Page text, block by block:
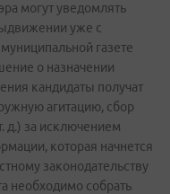
могут уведомлять
уже с
газете
о назначении
кандидаты получат
агитацию, сбор
д.) за исключением
которая начнется
законодательству
необходимо собрать